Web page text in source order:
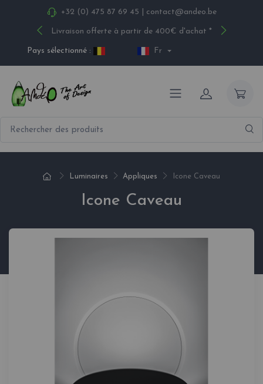
+32 (0) 475 87 69 45 contact@andeo.be
Livraison offerte à partir de 400€ d'achat *
Pays sélectionné : Fr
Luminaires Appliques Icone Caveau
Icone Caveau